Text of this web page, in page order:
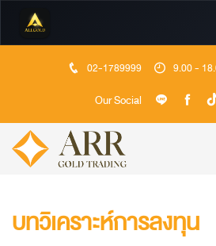
02-1789999 9.00 -
Our Social
บทวิเคราะห์การลงทุน